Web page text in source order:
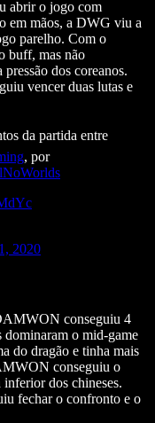
abrir o jogo com
em mãos, a DWG viu a
parelho. Com o
buff, mas não
dos coreanos.
vencer duas lutas e
da partida entre
, por
2020
conseguiu 4
dominaram o mid-game
do dragão e tinha mais
conseguiu o
dos chineses.
fechar o confronto e o